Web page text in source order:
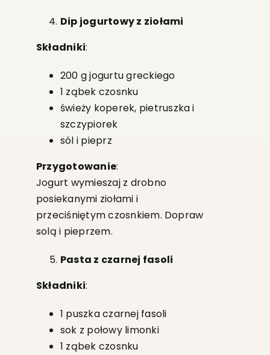
Dip jogurtowy z ziołami
Składniki:
200 g jogurtu greckiego
1 ząbek czosnku
świeży koperek, pietruszka i
szczypiorek
sól i pieprz
Przygotowanie:
Jogurt wymieszaj z drobno
posiekanymi ziołami i
przeciśniętym czosnkiem. Dopraw
solą i pieprzem.
Pasta z czarnej fasoli
Składniki:
1 puszka czarnej fasoli
sok z połowy limonki
1 ząbek czosnku